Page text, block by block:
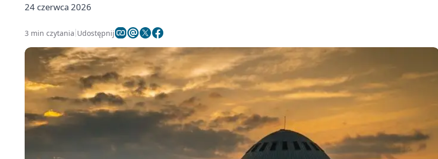
24 czerwca 2026
3 min czytania Udostępnij